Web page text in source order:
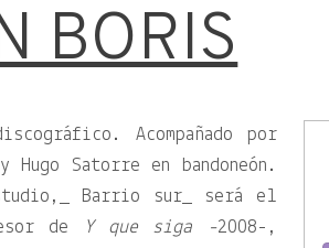
BORIS
Acompañado por
Satorre en bandoneón.
Barrio sur_ será el
de
Y que siga -2008-,